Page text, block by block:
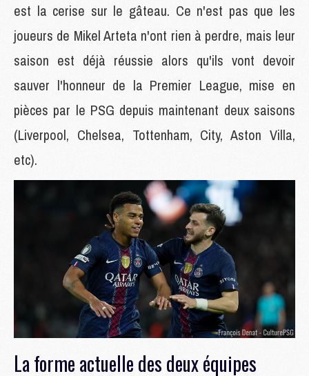
est la cerise sur le gâteau. Ce n'est pas que les
joueurs de Mikel Arteta n'ont rien à perdre, mais leur
saison est déjà réussie alors qu'ils vont devoir
sauver l'honneur de la Premier League, mise en
pièces par le PSG depuis maintenant deux saisons
(Liverpool, Chelsea, Tottenham, City, Aston Villa,
etc).
La forme actuelle des deux équipes